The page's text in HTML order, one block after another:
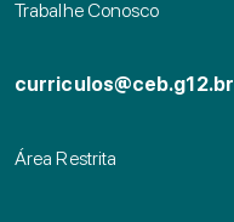
Trabalhe Conosco
curriculos@ceb.g12.br
Área Restrita